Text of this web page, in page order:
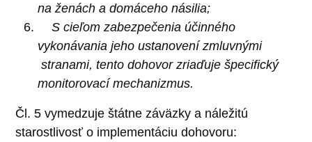
na ženách a domáceho násilia;
S cieľom zabezpečenia účinného
vykonávania jeho ustanovení zmluvnými
stranami, tento dohovor zriaďuje špecifický
monitorovací mechanizmus.
Čl. 5 vymedzuje štátne záväzky a náležitú
starostlivosť o implementáciu dohovoru: